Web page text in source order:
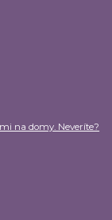
na domy. Neveríte?